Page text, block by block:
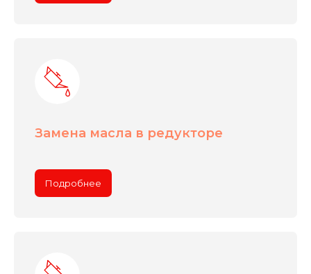
Замена масла в редукторе
Подробнее